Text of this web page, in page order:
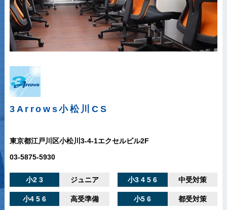
3Arrows小松川CS
東京都江戸川区小松川3-4-1エクセルビル2F
03-5875-5930
小2 3 ジュニア 小3 4 5 6 中受対策
小4 5 6 高受準備 小5 6 都受対策